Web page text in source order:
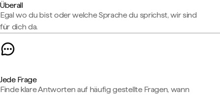
Überall
Egal wo du bist oder welche Sprache du sprichst, wir sind
für dich da.
Jede Frage
Finde klare Antworten auf häufig gestellte Fragen, wann